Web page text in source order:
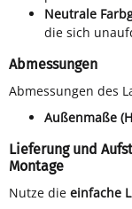
Neutrale
die sich
Abmessungen
Abmessungen des
Außenmaße
Lieferung und
Montage
Nutze die einfache